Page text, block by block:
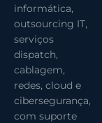
informática,
outsourcing IT,
serviços
dispatch,
cablagem,
redes, cloud e
cibersegurança,
com suporte